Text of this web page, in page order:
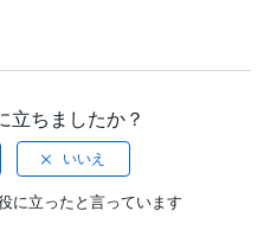
立ちましたか？
に立ったと言っています